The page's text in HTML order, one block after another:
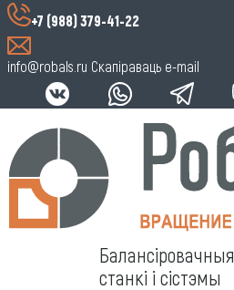
+7 (988) 379-41-22
info@robals.ru Скапіраваць e-mail
Балансіровачныя
станкі і сістэмы